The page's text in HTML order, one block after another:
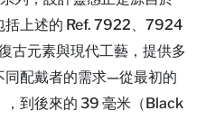
括上述的 Ref. 7922、7924
古元素與現代工藝，提供多
同配戴者的需求—從最初的
到後來的 39 毫米（Black